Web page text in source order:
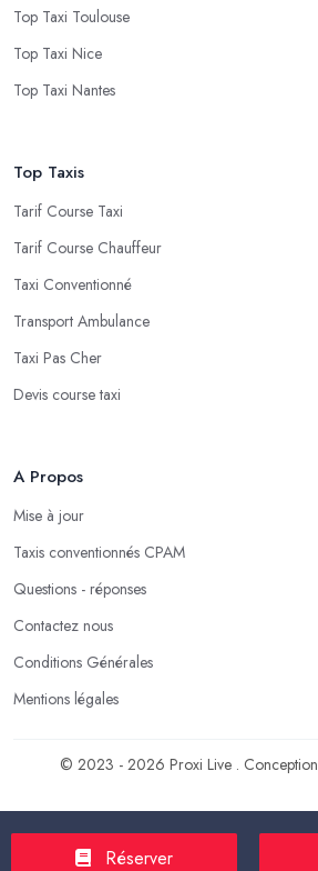
Top Taxi Toulouse
Top Taxi Nice
Top Taxi Nantes
Top Taxis
Tarif Course Taxi
Tarif Course Chauffeur
Taxi Conventionné
Transport Ambulance
Taxi Pas Cher
Devis course taxi
A Propos
Mise à jour
Taxis conventionnés CPAM
Questions - réponses
Contactez nous
Conditions Générales
Mentions légales
© 2023 - 2026 Proxi Live . Conception
Réserver